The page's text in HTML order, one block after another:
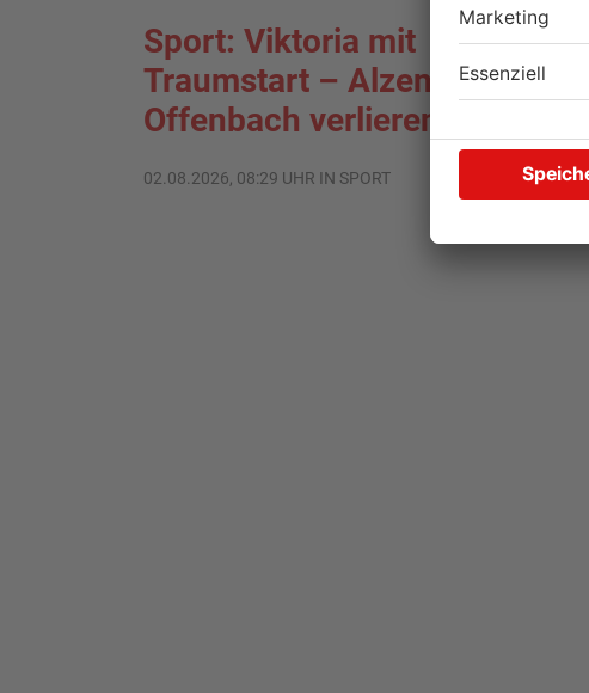
Sport: Viktoria mit
Traumstart – Alzenau und
Offenbach verlieren
02.08.2026, 08:29 UHR IN SPORT